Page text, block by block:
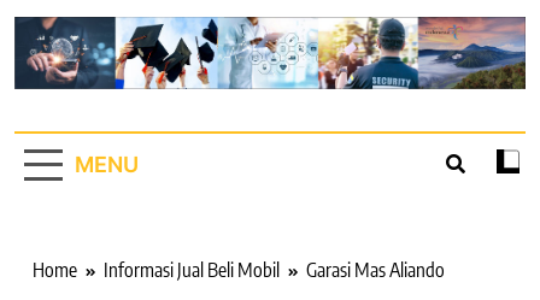
MENU
Home Informasi Jual Beli Mobil Garasi Mas Aliando